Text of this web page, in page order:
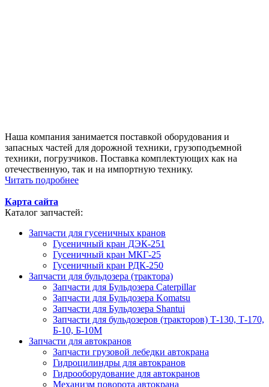
Наша компания занимается поставкой оборудования и
запасных частей для дорожной техники, грузоподъемной
техники, погрузчиков. Поставка комплектующих как на
отечественную, так и на импортную технику.
Читать подробнее
Карта сайта
Каталог запчастей:
Запчасти для гусеничных кранов
Гусеничный кран ДЭК-251
Гусеничный кран МКГ-25
Гусеничный кран РДК-250
Запчасти для бульдозера (трактора)
Запчасти для Бульдозера Caterpillar
Запчасти для Бульдозера Komatsu
Запчасти для Бульдозера Shantui
Запчасти для бульдозеров (тракторов) Т-130, Т-170,
Б-10, Б-10М
Запчасти для автокранов
Запчасти грузовой лебедки автокрана
Гидроцилиндры для автокранов
Гидрооборудование для автокранов
Механизм поворота автокрана